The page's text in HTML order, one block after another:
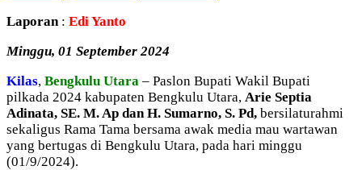
Laporan : Edi Yanto
Minggu, 01 September 2024
Kilas, Bengkulu Utara – Paslon Bupati Wakil Bupati
pilkada 2024 kabupaten Bengkulu Utara, Arie Septia
Adinata, SE. M. Ap dan H. Sumarno, S. Pd, bersilaturahmi
sekaligus Rama Tama bersama awak media mau wartawan
yang bertugas di Bengkulu Utara, pada hari minggu
(01/9/2024).